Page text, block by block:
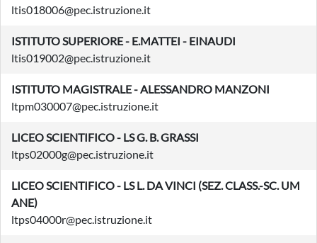
ltis018006@pec.istruzione.it
ISTITUTO SUPERIORE - E.MATTEI - EINAUDI
ltis019002@pec.istruzione.it
ISTITUTO MAGISTRALE - ALESSANDRO MANZONI
ltpm030007@pec.istruzione.it
LICEO SCIENTIFICO - LS G. B. GRASSI
ltps02000g@pec.istruzione.it
LICEO SCIENTIFICO - LS L. DA VINCI (SEZ. CLASS.-SC. UM
ANE)
ltps04000r@pec.istruzione.it